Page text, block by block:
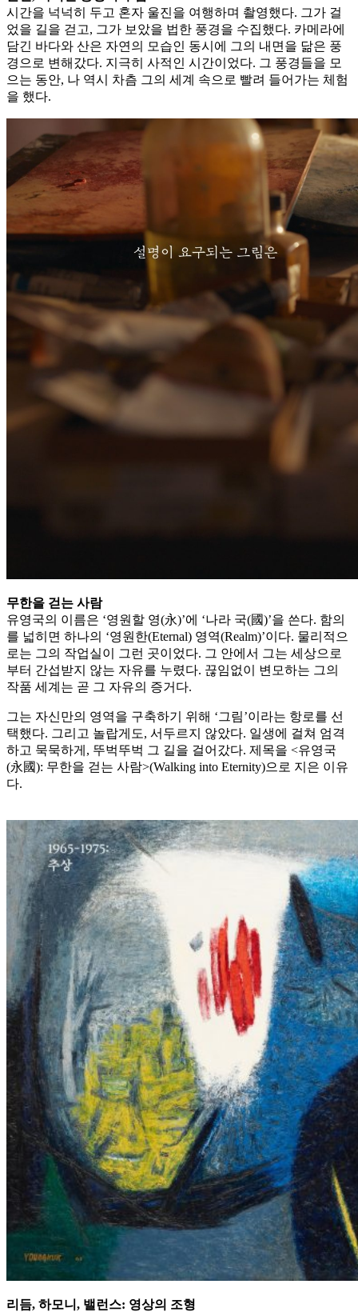
시간을 넉넉히 두고 혼자 울진을 여행하며 촬영했다. 그가 걸
었을 길을 걷고, 그가 보았을 법한 풍경을 수집했다. 카메라에
담긴 바다와 산은 자연의 모습인 동시에 그의 내면을 닮은 풍
경으로 변해갔다. 지극히 사적인 시간이었다. 그 풍경들을 모
으는 동안, 나 역시 차츰 그의 세계 속으로 빨려 들어가는 체험
을 했다.
무한을 걷는 사람
유영국의 이름은 ‘영원할 영(永)’에 ‘나라 국(國)’을 쓴다. 함의
를 넓히면 하나의 ‘영원한(Eternal) 영역(Realm)’이다. 물리적으
로는 그의 작업실이 그런 곳이었다. 그 안에서 그는 세상으로
부터 간섭받지 않는 자유를 누렸다. 끊임없이 변모하는 그의
작품 세계는 곧 그 자유의 증거다.
그는 자신만의 영역을 구축하기 위해 ‘그림’이라는 항로를 선
택했다. 그리고 놀랍게도, 서두르지 않았다. 일생에 걸쳐 엄격
하고 묵묵하게, 뚜벅뚜벅 그 길을 걸어갔다. 제목을 <유영국
(永國): 무한을 걷는 사람>(Walking into Eternity)으로 지은 이유
다.
리듬, 하모니, 밸런스: 영상의 조형